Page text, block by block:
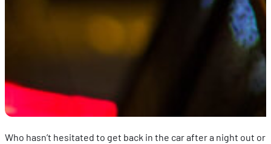
Who hasn’t hesitated to get back in the car after a night out or